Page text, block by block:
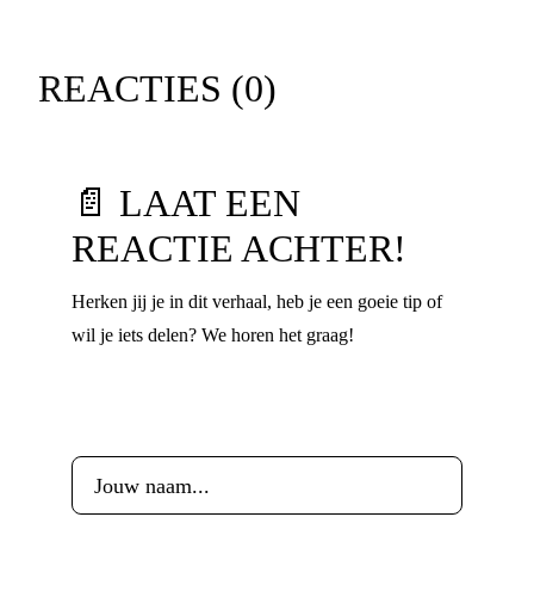
REACTIES (0)
📄 LAAT EEN
REACTIE ACHTER!
Herken jij je in dit verhaal, heb je een goeie tip of
wil je iets delen? We horen het graag!